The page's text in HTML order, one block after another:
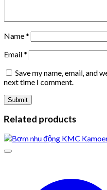
Name*
Email*
Save my name, email, and
next time I comment.
Related products